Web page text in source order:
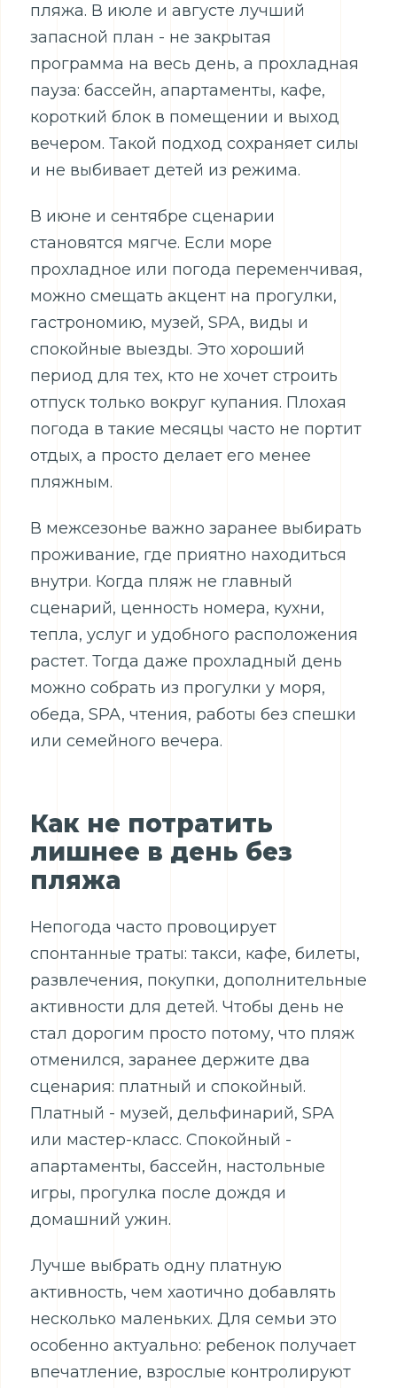
пляжа. В июле и августе лучший
запасной план - не закрытая
программа на весь день, а прохладная
пауза: бассейн, апартаменты, кафе,
короткий блок в помещении и выход
вечером. Такой подход сохраняет силы
и не выбивает детей из режима.
В июне и сентябре сценарии
становятся мягче. Если море
прохладное или погода переменчивая,
можно смещать акцент на прогулки,
гастрономию, музей, SPA, виды и
спокойные выезды. Это хороший
период для тех, кто не хочет строить
отпуск только вокруг купания. Плохая
погода в такие месяцы часто не портит
отдых, а просто делает его менее
пляжным.
В межсезонье важно заранее выбирать
проживание, где приятно находиться
внутри. Когда пляж не главный
сценарий, ценность номера, кухни,
тепла, услуг и удобного расположения
растет. Тогда даже прохладный день
можно собрать из прогулки у моря,
обеда, SPA, чтения, работы без спешки
или семейного вечера.
Как не потратить
лишнее в день без
пляжа
Непогода часто провоцирует
спонтанные траты: такси, кафе, билеты,
развлечения, покупки, дополнительные
активности для детей. Чтобы день не
стал дорогим просто потому, что пляж
отменился, заранее держите два
сценария: платный и спокойный.
Платный - музей, дельфинарий, SPA
или мастер-класс. Спокойный -
апартаменты, бассейн, настольные
игры, прогулка после дождя и
домашний ужин.
Лучше выбрать одну платную
активность, чем хаотично добавлять
несколько маленьких. Для семьи это
особенно актуально: ребенок получает
впечатление, взрослые контролируют